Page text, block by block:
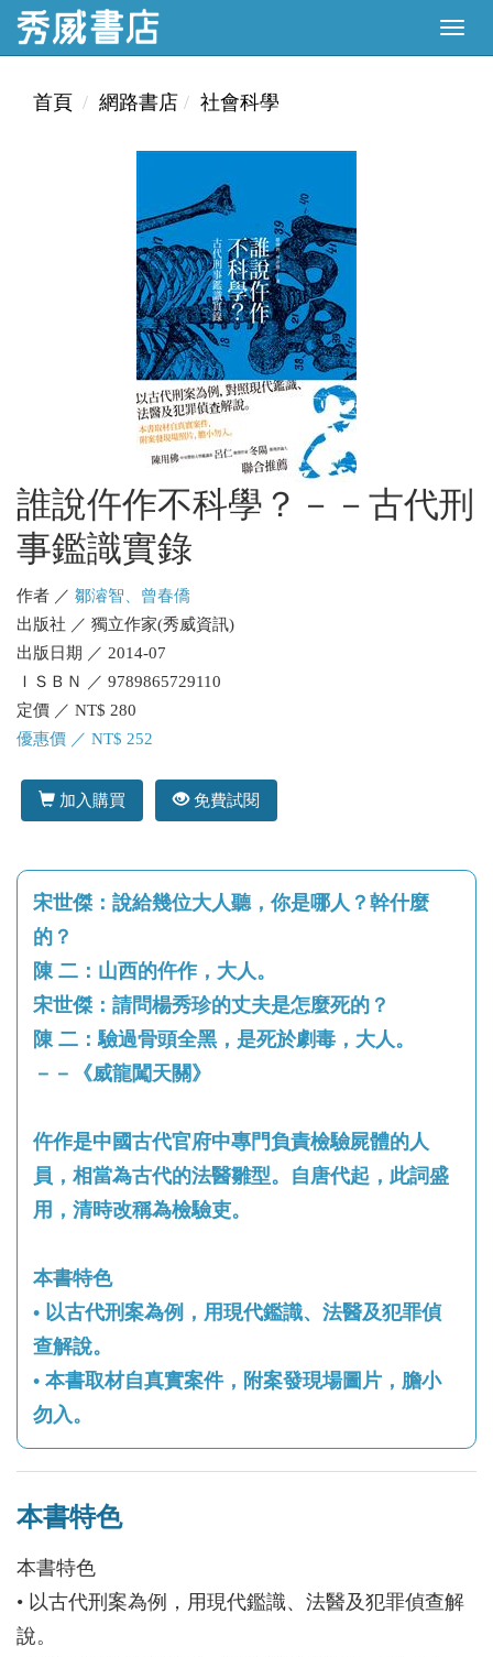
首頁 網路書店 社會科學
誰說仵作不科學？－－古代刑
事鑑識實錄
作者 ／ 鄒濬智、曾春僑
出版社 ／ 獨立作家(秀威資訊)
出版日期 ／ 2014-07
ＩＳＢＮ ／ 9789865729110
定價 ／ NT$ 280
優惠價 ／ NT$ 252
加入購買 免費試閱
宋世傑：說給幾位大人聽，你是哪人？幹什麼
的？
陳 二：山西的仵作，大人。
宋世傑：請問楊秀珍的丈夫是怎麼死的？
陳 二：驗過骨頭全黑，是死於劇毒，大人。
－－《威龍闖天關》
仵作是中國古代官府中專門負責檢驗屍體的人
員，相當為古代的法醫雛型。自唐代起，此詞盛
用，清時改稱為檢驗吏。
本書特色
• 以古代刑案為例，用現代鑑識、法醫及犯罪偵
查解說。
• 本書取材自真實案件，附案發現場圖片，膽小
勿入。
本書特色
本書特色
• 以古代刑案為例，用現代鑑識、法醫及犯罪偵查解
說。